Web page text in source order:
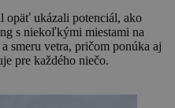
opäť ukázali potenciál, ako
s niekoľkými miestami na
smeru vetra, pričom ponúka aj
pre každého niečo.